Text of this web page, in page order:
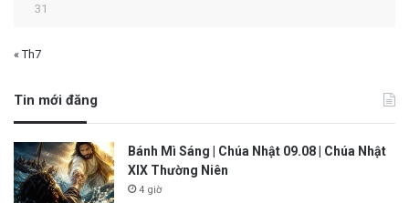
31
« Th7
Tin mới đăng
Bánh Mì Sáng | Chúa Nhật 09.08 | Chúa Nhật
XIX Thường Niên
4 giờ